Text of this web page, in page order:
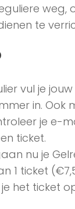
weg,
te
vul je
in. Ook
je e-
ticket.
nu je
1 ticket
het ticket